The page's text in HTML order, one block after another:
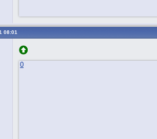
08:01
0